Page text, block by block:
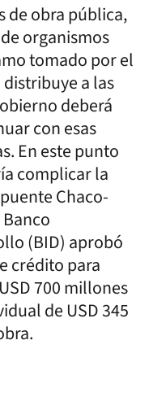
de obra pública,
organismos
tomado por el
a las
deberá
con esas
En este punto
complicar la
Chaco-
(BID) aprobó
crédito para
700 millones
de USD 345